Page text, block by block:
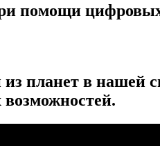
помощи
планет в нашей